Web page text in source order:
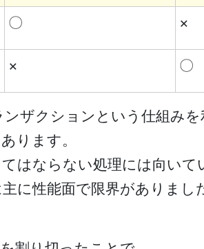
〇 ×
× 〇
ザクションという仕組みを
ります。
はならない処理には向いて
に性能面で限界がありまし